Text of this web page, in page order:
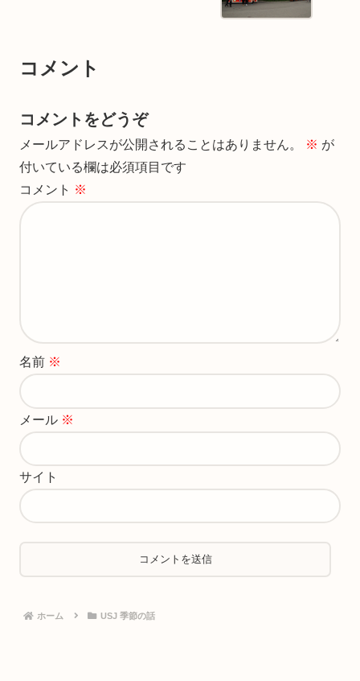
コメント
コメントをどうぞ
メールアドレスが公開されることはありません。 ※ が
付いている欄は必須項目です
コメント ※
名前 ※
メール ※
サイト
ホーム USJ 季節の話